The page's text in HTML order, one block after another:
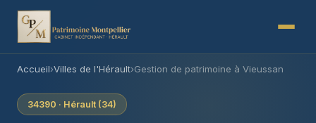
Accueil›Villes de l'Hérault›Gestion de patrimoine à Vieussan
34390 · Hérault (34)